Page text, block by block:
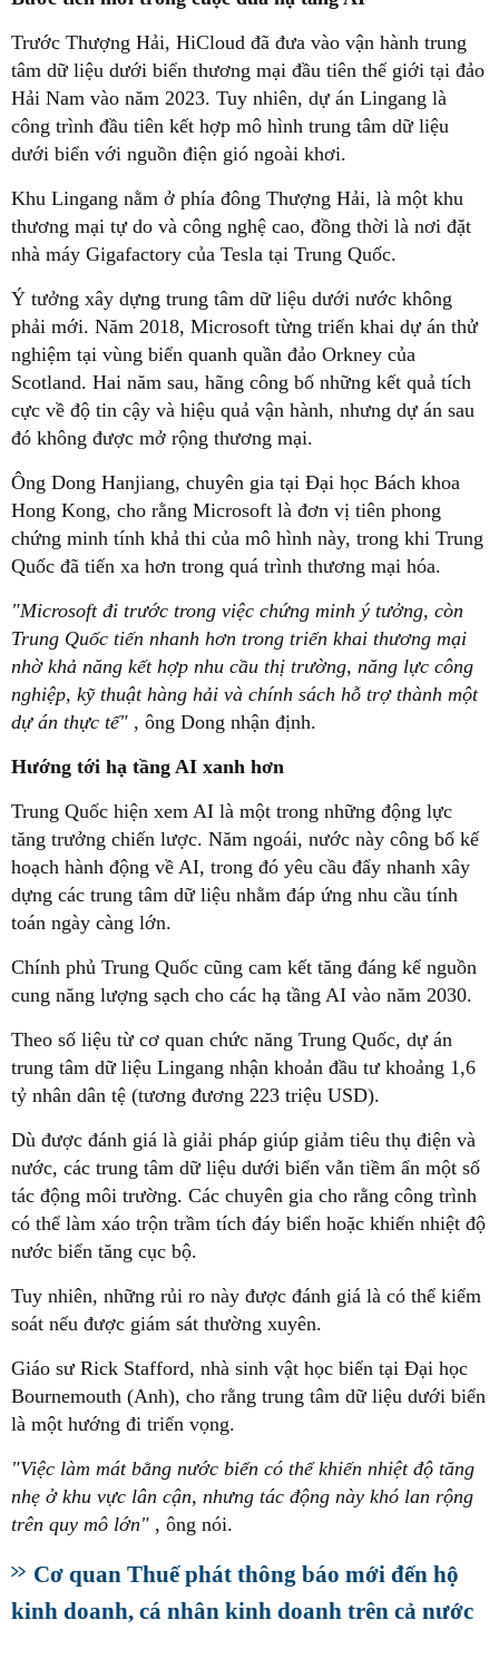
Trước Thượng Hải, HiCloud đã đưa vào vận hành trung
tâm dữ liệu dưới biển thương mại đầu tiên thế giới tại đảo
Hải Nam vào năm 2023. Tuy nhiên, dự án Lingang là
công trình đầu tiên kết hợp mô hình trung tâm dữ liệu
dưới biển với nguồn điện gió ngoài khơi.
Khu Lingang nằm ở phía đông Thượng Hải, là một khu
thương mại tự do và công nghệ cao, đồng thời là nơi đặt
nhà máy Gigafactory của Tesla tại Trung Quốc.
Ý tưởng xây dựng trung tâm dữ liệu dưới nước không
phải mới. Năm 2018, Microsoft từng triển khai dự án thử
nghiệm tại vùng biển quanh quần đảo Orkney của
Scotland. Hai năm sau, hãng công bố những kết quả tích
cực về độ tin cậy và hiệu quả vận hành, nhưng dự án sau
đó không được mở rộng thương mại.
Ông Dong Hanjiang, chuyên gia tại Đại học Bách khoa
Hong Kong, cho rằng Microsoft là đơn vị tiên phong
chứng minh tính khả thi của mô hình này, trong khi Trung
Quốc đã tiến xa hơn trong quá trình thương mại hóa.
"Microsoft đi trước trong việc chứng minh ý tưởng, còn
Trung Quốc tiến nhanh hơn trong triển khai thương mại
nhờ khả năng kết hợp nhu cầu thị trường, năng lực công
nghiệp, kỹ thuật hàng hải và chính sách hỗ trợ thành một
dự án thực tế" , ông Dong nhận định.
Hướng tới hạ tầng AI xanh hơn
Trung Quốc hiện xem AI là một trong những động lực
tăng trưởng chiến lược. Năm ngoái, nước này công bố kế
hoạch hành động về AI, trong đó yêu cầu đẩy nhanh xây
dựng các trung tâm dữ liệu nhằm đáp ứng nhu cầu tính
toán ngày càng lớn.
Chính phủ Trung Quốc cũng cam kết tăng đáng kể nguồn
cung năng lượng sạch cho các hạ tầng AI vào năm 2030.
Theo số liệu từ cơ quan chức năng Trung Quốc, dự án
trung tâm dữ liệu Lingang nhận khoản đầu tư khoảng 1,6
tỷ nhân dân tệ (tương đương 223 triệu USD).
Dù được đánh giá là giải pháp giúp giảm tiêu thụ điện và
nước, các trung tâm dữ liệu dưới biển vẫn tiềm ẩn một số
tác động môi trường. Các chuyên gia cho rằng công trình
có thể làm xáo trộn trầm tích đáy biển hoặc khiến nhiệt độ
nước biển tăng cục bộ.
Tuy nhiên, những rủi ro này được đánh giá là có thể kiểm
soát nếu được giám sát thường xuyên.
Giáo sư Rick Stafford, nhà sinh vật học biển tại Đại học
Bournemouth (Anh), cho rằng trung tâm dữ liệu dưới biển
là một hướng đi triển vọng.
"Việc làm mát bằng nước biển có thể khiến nhiệt độ tăng
nhẹ ở khu vực lân cận, nhưng tác động này khó lan rộng
trên quy mô lớn" , ông nói.
Cơ quan Thuế phát thông báo mới đến hộ
kinh doanh, cá nhân kinh doanh trên cả nước